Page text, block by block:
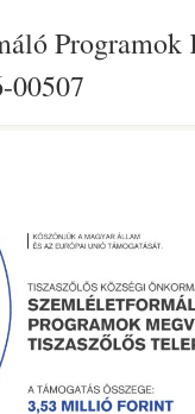
Programok
00507